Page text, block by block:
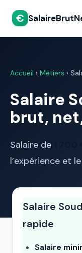
€
Accueil › Métiers ›
Salaire
brut,
Salaire de
l’expérience et
Salaire
rapide
Salaire